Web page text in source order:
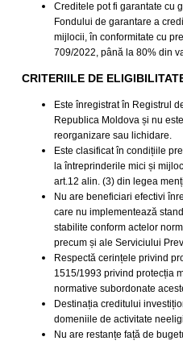
Creditele pot fi garantate cu
Fondului de garantare a
mijlocii, în conformitate cu
709/2022, până la 80% din
CRITERIILE DE
Este înregistrat în Registrul
Republica Moldova și nu
reorganizare sau lichidare.
Este clasificat în condițiile
la întreprinderile mici și
art.12 alin. (3) din legea
Nu are beneficiari efectivi
care nu implementează
stabilite conform actelor
precum și ale Serviciului
Respectă cerințele privind
1515/1993 privind protecția
normative subordonate
Destinația creditului
domeniile de activitate
Nu are restanțe față de